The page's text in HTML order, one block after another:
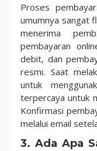
Proses
umumnya sangat
menerima
pembayaran
debit, dan
resmi. Saat
untuk
terpercaya untuk
Konfirmasi
melalui email
3. Ada Apa